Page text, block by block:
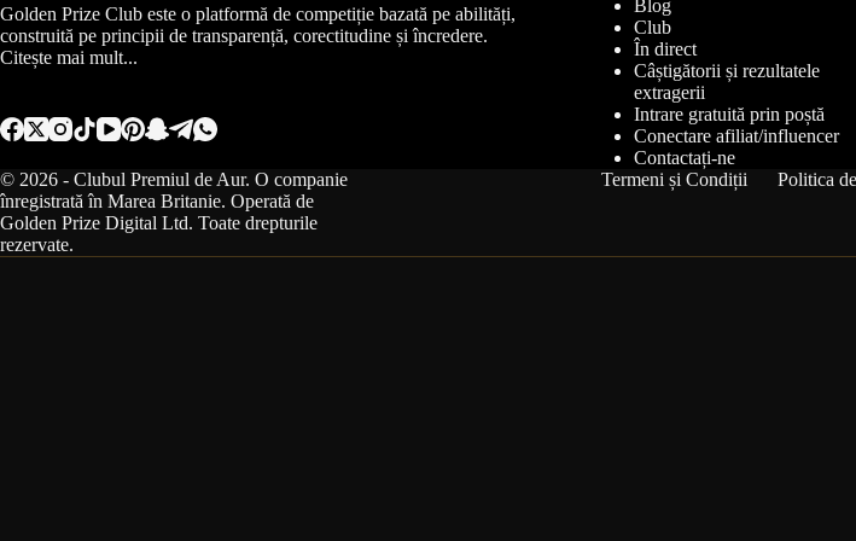
Golden Prize Club este o platformă de competiție bazată pe abilități,
construită pe principii de transparență, corectitudine și încredere.
Citește mai mult...
Blog
Club
În direct
Câștigătorii și rezultatele
extragerii
Intrare gratuită prin poștă
Conectare afiliat/influencer
Contactați-ne
© 2026 - Clubul Premiul de Aur. O companie
înregistrată în Marea Britanie. Operată de
Golden Prize Digital Ltd. Toate drepturile
rezervate.
Termeni și Condiții Politica